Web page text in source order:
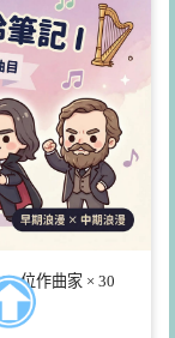
位作曲家 × 30